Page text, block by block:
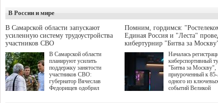
В России и мире
В Самарской области запускают
усиленную систему трудоустройства
участников СВО
В Самарской области
планируют усилить
поддержку занятости
участников СВО:
губернатор Вячеслав
Федорищев одобрил
Помним, гордимся:
Единая Россия и "Леста"
кибертурнир "Битва за
Началась
киберспортивный
"Битва за Москву",
приуроченный к
одного из
событий Великой